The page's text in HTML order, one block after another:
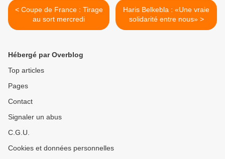
< Coupe de France : Tirage
au sort mercredi
Haris Belkebla : «Une vraie
solidarité entre nous» >
Hébergé par Overblog
Top articles
Pages
Contact
Signaler un abus
C.G.U.
Cookies et données personnelles